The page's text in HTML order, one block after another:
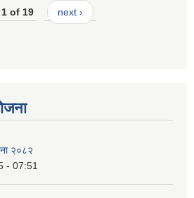
1 of 19 next ›
२०८२
- 07:51